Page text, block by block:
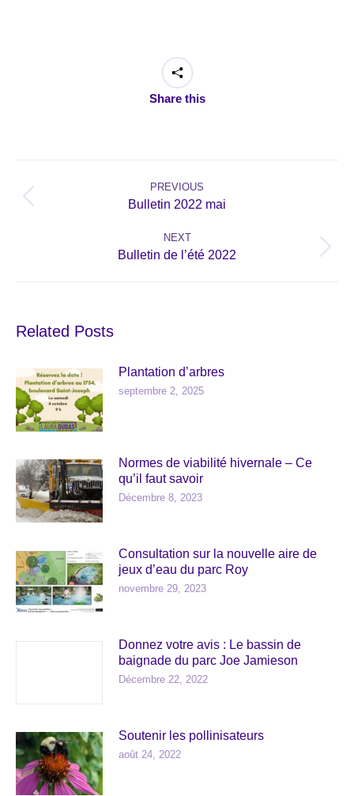
Share this
navigation
PREVIOUS
Previous
Bulletin 2022 mai
NEXT
Next
Bulletin de l’été 2022
Related Posts
Plantation d’arbres
septembre 2, 2025
Normes de viabilité hivernale – Ce
qu’il faut savoir
Décembre 8, 2023
Consultation sur la nouvelle aire de
jeux d’eau du parc Roy
novembre 29, 2023
Donnez votre avis : Le bassin de
baignade du parc Joe Jamieson
Décembre 22, 2022
Soutenir les pollinisateurs
août 24, 2022